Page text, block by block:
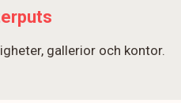
gallerior och kontor.